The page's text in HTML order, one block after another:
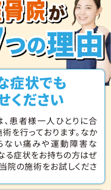
症状でも
ください
、患者様一人ひとりに合
を行っております。なか
ない痛みや運動障害な
る症状をお持ちの方はぜ
院の施術をお試しくださ